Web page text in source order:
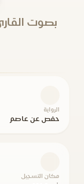
بصوت
الرواية
حفص عن عاصم
مكان التسجيل